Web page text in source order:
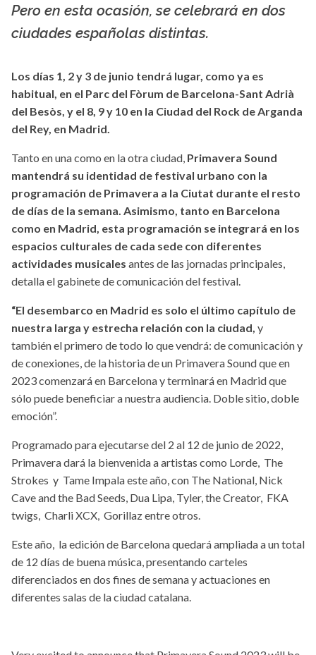
Pero en esta ocasión, se celebrará en dos
ciudades españolas distintas.
Los días 1, 2 y 3 de junio tendrá lugar, como ya es
habitual, en el Parc del Fòrum de Barcelona-Sant Adrià
del Besòs, y el 8, 9 y 10 en la Ciudad del Rock de Arganda
del Rey, en Madrid.
Tanto en una como en la otra ciudad, Primavera Sound
mantendrá su identidad de festival urbano con la
programación de Primavera a la Ciutat durante el resto
de días de la semana. Asimismo, tanto en Barcelona
como en Madrid, esta programación se integrará en los
espacios culturales de cada sede con diferentes
actividades musicales antes de las jornadas principales,
detalla el gabinete de comunicación del festival.
“El desembarco en Madrid es solo el último capítulo de
nuestra larga y estrecha relación con la ciudad, y
también el primero de todo lo que vendrá: de comunicación y
de conexiones, de la historia de un Primavera Sound que en
2023 comenzará en Barcelona y terminará en Madrid que
sólo puede beneficiar a nuestra audiencia. Doble sitio, doble
emoción”.
Programado para ejecutarse del 2 al 12 de junio de 2022,
Primavera dará la bienvenida a artistas como Lorde, The
Strokes y Tame Impala este año, con The National, Nick
Cave and the Bad Seeds, Dua Lipa, Tyler, the Creator, FKA
twigs, Charli XCX, Gorillaz entre otros.
Este año, la edición de Barcelona quedará ampliada a un total
de 12 días de buena música, presentando carteles
diferenciados en dos fines de semana y actuaciones en
diferentes salas de la ciudad catalana.